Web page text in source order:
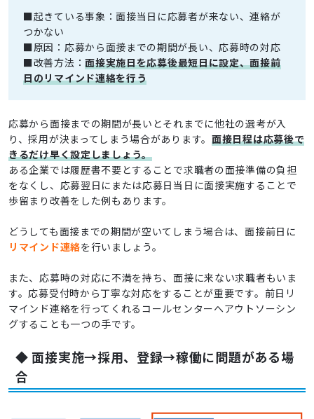
■起きている事象：面接当日に応募者が来ない、連絡が
つかない
■原因：応募から面接までの期間が長い、応募時の対応
■改善方法：面接実施日を応募後最短日に設定、面接前
日のリマインド連絡を行う
応募から面接までの期間が長いとそれまでに他社の選考が入
り、採用が決まってしまう場合があります。 面接日程は応募後で
きるだけ早く設定しましょう。
ある企業では履歴書不要とすることで求職者の面接準備の負担
をなくし、応募翌日にまたは応募日当日に面接実施することで
歩留まり改善をした例もあります。
どうしても面接までの期間が空いてしまう場合は、面接前日に
リマインド連絡を行いましょう。
また、応募時の対応に不満を持ち、面接に来ない求職者もいま
す。応募受付時から丁寧な対応をすることが重要です。前日リ
マインド連絡を行ってくれるコールセンターへアウトソーシン
グすることも一つの手です。
◆ 面接実施→採用、登録→稼働に問題がある場
合